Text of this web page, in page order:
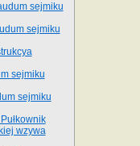
sejmiku
sejmiku
sejmiku
sejmiku
wzywa